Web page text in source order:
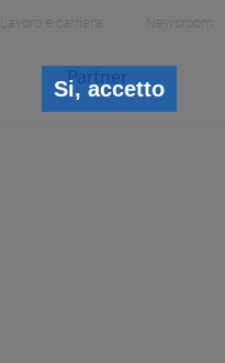
Si, accetto
Lavoro e carriera Newsroom
Partner